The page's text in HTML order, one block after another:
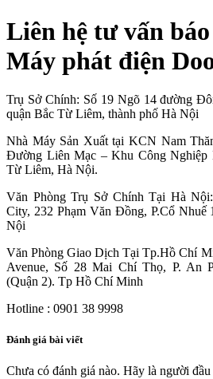
Liên hệ tư vấn
Máy phát điện
Trụ Sở Chính: Số 19 Ngõ 14 đường
quận Bắc Từ Liêm, thành phố Hà Nội
Nhà Máy Sản Xuất tại KCN Nam
Đường Liên Mạc – Khu Công Nghiệp
Từ Liêm, Hà Nội.
Văn Phòng Trụ Sở Chính Tại Hà
City, 232 Phạm Văn Đồng, P.Cổ
Nội
Văn Phòng Giao Dịch Tại Tp.Hồ Chí
Avenue, Số 28 Mai Chí Thọ, P. An
(Quận 2). Tp Hồ Chí Minh
Hotline : 0901 38 9998
Đánh giá bài viết
Chưa có đánh giá nào. Hãy là người đầu